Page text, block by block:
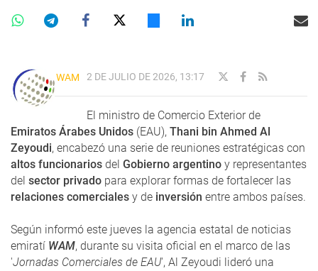
WAM 2 DE JULIO DE 2026, 13:17
El ministro de Comercio Exterior de
Emiratos Árabes Unidos (EAU), Thani bin Ahmed Al
Zeyoudi, encabezó una serie de reuniones estratégicas con
altos funcionarios del Gobierno argentino y representantes
del sector privado para explorar formas de fortalecer las
relaciones comerciales y de inversión entre ambos países.
Según informó este jueves la agencia estatal de noticias
emiratí WAM, durante su visita oficial en el marco de las
'Jornadas Comerciales de EAU', Al Zeyoudi lideró una